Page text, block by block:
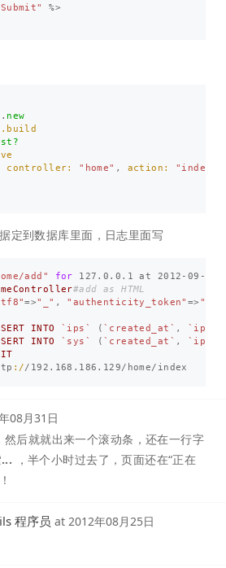
%>
. new
controller: "home" , action: "index"
定到数据库里面，日志里面写
add" for 127.0 . 0.1 at 2012 - 09 -
#add as HTML
=>"_" , "authenticity_token" =>
INTO `ips` ( `created_at` ,
INTO `sys` ( `created_at` ,
:// 192.168 . 186.129/ home/ index
08月31日
后就就出来一个滚动条，还在一行字
，半个小时过去了，页面还在“正在
程序员 at 2012年08月25日